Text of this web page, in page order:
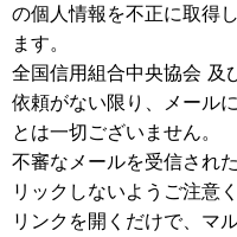
の個人情報を不正に取得
ます。
全国信用組合中央協会 及
依頼がない限り、メール
とは一切ございません。
不審なメールを受信され
リックしないようご注意く
リンクを開くだけで、マ